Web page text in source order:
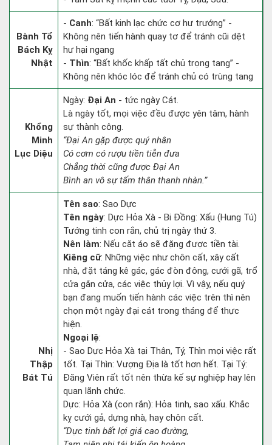
Bành Tổ
Bách Kỵ
Nhật
- Canh: “Bất kinh lạc chức cơ hư trướng” -
Không nên tiến hành quay tơ để tránh cũi dệt
hư hại ngang
- Thìn: “Bất khốc khấp tất chủ trọng tang” -
Không nên khóc lóc để tránh chủ có trùng tang
Khổng
Minh
Lục Diệu
Ngày: Đại An - tức ngày Cát.
Là ngày tốt, mọi việc đều được yên tâm, hành
sự thành công.
“Đại An gặp được quý nhân
Có cơm có rượu tiền tiễn đưa
Chẳng thời cũng được Đại An
Bình an vô sự tấm thân thanh nhàn.”
Nhị
Thập
Bát Tú
Tên sao: Sao Dực
Tên ngày: Dực Hỏa Xà - Bi Đồng: Xấu (Hung Tú)
Tướng tinh con rắn, chủ trị ngày thứ 3.
Nên làm: Nếu cắt áo sẽ đặng được tiền tài.
Kiêng cữ: Những việc như chôn cất, xây cất
nhà, đặt táng kê gác, gác đòn đông, cưới gã, trổ
cửa gắn cửa, các việc thủy lợi. Vì vậy, nếu quý
bạn đang muốn tiến hành các việc trên thì nên
chọn một ngày đại cát trong tháng để thực
hiện.
Ngoại lệ:
- Sao Dực Hỏa Xà tại Thân, Tý, Thìn mọi việc rất
tốt. Tại Thìn: Vượng Địa là tốt hơn hết. Tại Tý:
Đăng Viên rất tốt nên thừa kế sự nghiệp hay lên
quan lãnh chức.
Dực: Hỏa Xà (con rắn): Hỏa tinh, sao xấu. Khắc
kỵ cưới gả, dựng nhà, hay chôn cất.
“Dực tinh bất lợi giá cao đường,